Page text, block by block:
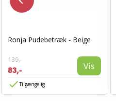
Ronja Pudebetræk - Beige
139,-
83,- Vis
Tilgængelig